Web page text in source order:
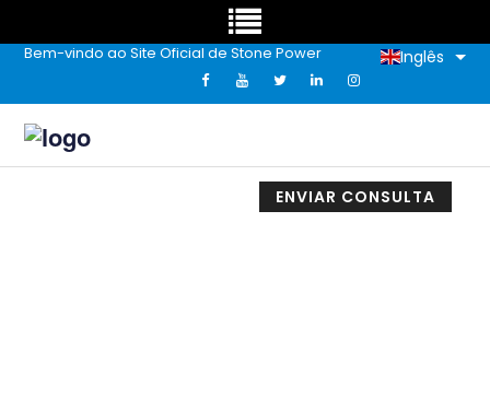
Bem-vindo ao Site Oficial de Stone Power Inglês
ENVIAR CONSULTA